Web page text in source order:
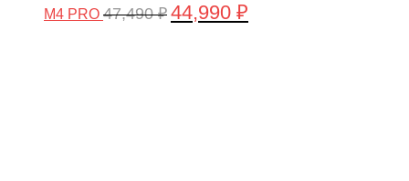
M4 PRO 47,490₽ Первоначальная
44,990 ₽